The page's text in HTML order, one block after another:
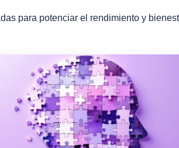
para potenciar el rendimiento y